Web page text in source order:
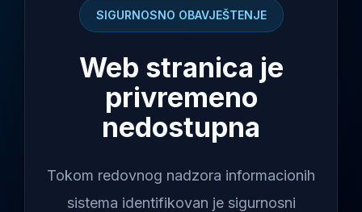
SIGURNOSNO OBAVJEŠTENJE
Web stranica je
privremeno
nedostupna
Tokom redovnog nadzora informacionih
sistema identifikovan je sigurnosni